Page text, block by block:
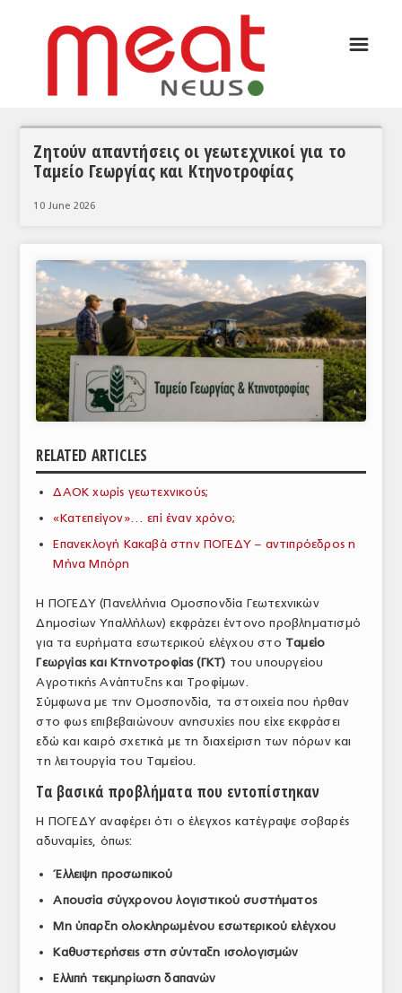
ΣΥΝΕΝΤΕΥΞΕΙΣ
ΘΕΜΑΤΑ
ΚΟΣΜΟΣ
ΕΙΔΗΣΕΙΣ
ΕΥΡΩΠΑΪΚΕΣ ΑΠΟΦΑΣΕΙΣ
ΘΕΜΑΤΑ
ΕΜΠΟΡΙΚΟΣ ΚΑΤΑΛΟΓΟΣ
ΠΑΡΑΓΩΓΗ & ΕΜΠΟΡΙΑ
ΠΡΩΤΕΣ ΥΛΕΣ
ΕΞΟΠΛΙΣΜΟΣ
ΥΠΗΡΕΣΙΕΣ
ΕΜΠΟΡΙΚΟΙ ΑΝΤΙΠΡΟΣΩΠΟΙ
ΕΛΛΗΝΙΚΗ ΝΟΜΟΘΕΣΙΑ
ΕΥΡΩΠΑΪΚΗ ΝΟΜΟΘΕΣΙΑ
ΤΟ ΠΕΡΙΟΔΙΚΟ
ΑΡΧΕΙΟ ΤΕΥΧΩΝ
ΣΥΝΕΔΡΙΟ ΚΡΕΑΤΟΣ
☰
Ζητούν απαντήσεις οι γεωτεχνικοί για το
Ταμείο Γεωργίας και Κτηνοτροφίας
10 June 2026
RELATED ARTICLES
ΔΑΟΚ χωρίς γεωτεχνικούς;
«Κατεπείγον»… επί έναν χρόνο;
Επανεκλογή Κακαβά στην ΠΟΓΕΔΥ – αντιπρόεδρος η
Μήνα Μπόρη
Η ΠΟΓΕΔΥ (Πανελλήνια Ομοσπονδία Γεωτεχνικών
Δημοσίων Υπαλλήλων) εκφράζει έντονο προβληματισμό
για τα ευρήματα εσωτερικού ελέγχου στο Ταμείο
Γεωργίας και Κτηνοτροφίας (ΓΚΤ) του υπουργείου
Αγροτικής Ανάπτυξης και Τροφίμων.
Σύμφωνα με την Ομοσπονδία, τα στοιχεία που ήρθαν
στο φως επιβεβαιώνουν ανησυχίες που είχε εκφράσει
εδώ και καιρό σχετικά με τη διαχείριση των πόρων και
τη λειτουργία του Ταμείου.
Τα βασικά προβλήματα που εντοπίστηκαν
Η ΠΟΓΕΔΥ αναφέρει ότι ο έλεγχος κατέγραψε σοβαρές
αδυναμίες, όπως:
Έλλειψη προσωπικού
Απουσία σύγχρονου λογιστικού συστήματος
Μη ύπαρξη ολοκληρωμένου εσωτερικού ελέγχου
Καθυστερήσεις στη σύνταξη ισολογισμών
Ελλιπή τεκμηρίωση δαπανών